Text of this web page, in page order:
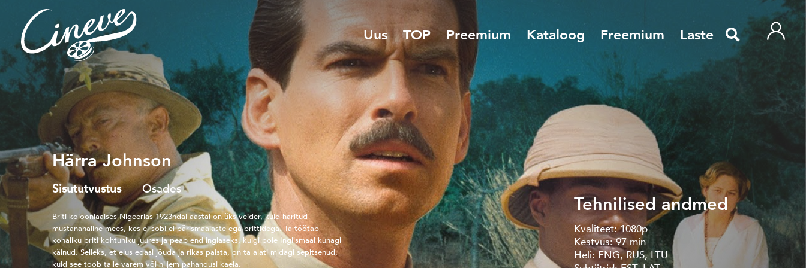
Uus TOP Preemium Kataloog Freemium Laste
Härra Johnson
Sisututvustus Osades
Briti kolooniaalses Nigeerias 1923ndal aastal on üks veider, kuid haritud
mustanahaline mees, kes ei sobi ei pärismaalaste ega brittidega. Ta töötab
kohaliku briti kohtuniku juures ja peab end inglaseks, kuigi pole Inglismaal kunagi
käinud. Selleks, et elus edasi jõuda ja rikas paista, on ta alati midagi sepitsenud,
kuid see toob talle varem või hiljem pahandusi kaela.
Tehnilised andmed
Kvaliteet: 1080p
Kestvus: 97 min
Heli: ENG, RUS, LTU